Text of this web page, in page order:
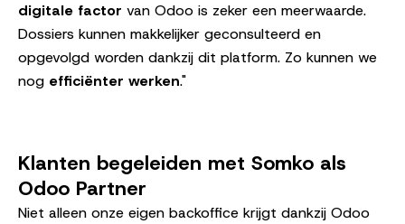
digitale factor van Odoo is zeker een meerwaarde.
Dossiers kunnen makkelijker geconsulteerd en
opgevolgd worden dankzij dit platform. Zo kunnen we
nog efficiënter werken."
Klanten begeleiden met Somko als
Odoo Partner
Niet alleen onze eigen backoffice krijgt dankzij Odoo